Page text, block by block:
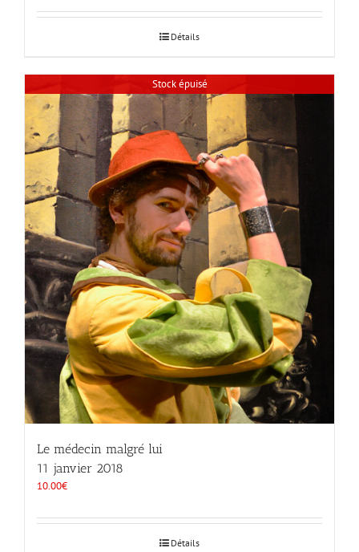
Détails
Stock épuisé
Le médecin malgré lui
11 janvier 2018
10.00€
Détails